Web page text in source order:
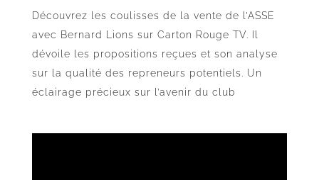
Découvrez les coulisses de la vente de l’ASSE
avec Bernard Lions sur Carton Rouge TV. Il
dévoile les propositions reçues et son analyse
sur la qualité des repreneurs potentiels. Un
éclairage précieux sur l’avenir du club